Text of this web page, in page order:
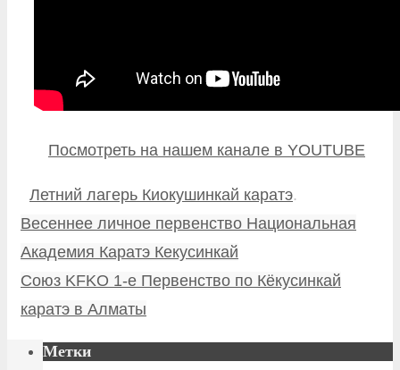
Посмотреть на нашем канале в YOUTUBE
Летний лагерь Киокушинкай каратэ.
Весеннее личное первенство Национальная
Академия Каратэ Кекусинкай
Союз KFKO 1-е Первенство по Кёкусинкай
каратэ в Алматы
Метки